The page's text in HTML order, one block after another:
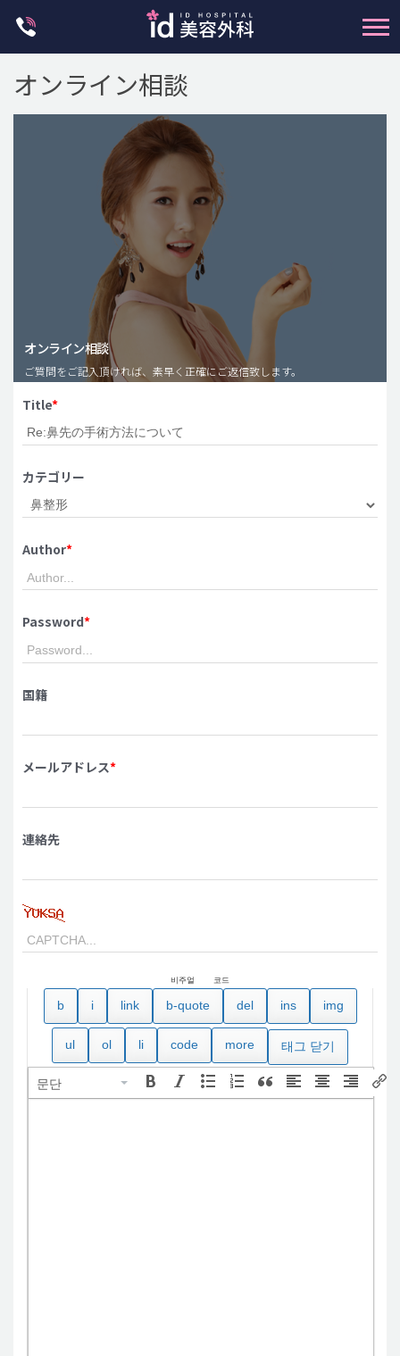
脂肪注入(アンチエイジング)
豊胸手術・バストアップ
プチ整形
脂肪吸引 (大容量)
idニュース
病院紹介
安全整形
ご相談のお問い合わせ
オンライン相談
オンライン相談
ご質問をご記入頂ければ、素早く正確にご返信致します。
Title*
カテゴリー
Author*
Password*
国籍
メールアドレス*
連絡先
비주얼 코드
문단